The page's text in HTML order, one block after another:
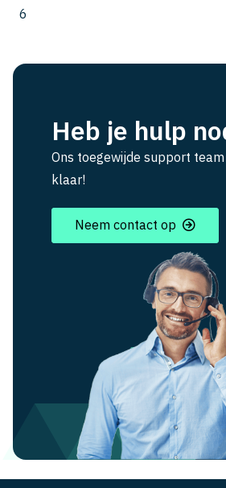
6
Heb je hulp
Ons toegewijde support
klaar!
Neem contact op